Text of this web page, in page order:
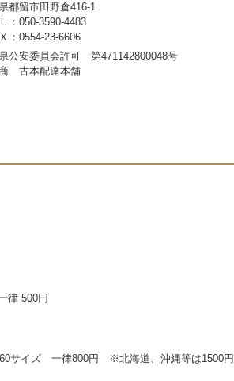
都留市田野倉416-1
：050-3590-4483
：0554-23-6606
公安委員会許可 第471142800048号
古本配達本舗
律 500円
60サイズ 一律800円 ※北海道、沖縄等は1500円